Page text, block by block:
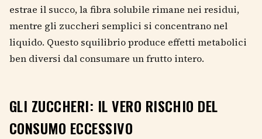
estrae il succo, la fibra solubile rimane nei residui,
mentre gli zuccheri semplici si concentrano nel
liquido. Questo squilibrio produce effetti metabolici
ben diversi dal consumare un frutto intero.
GLI ZUCCHERI: IL VERO RISCHIO DEL
CONSUMO ECCESSIVO